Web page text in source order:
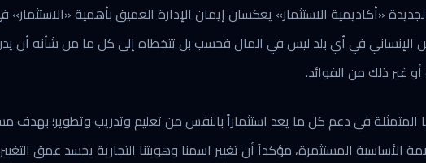
«أكاديمية الاستثمار» يعكسان إيمان الإدارة العميق بأهمية «الاستثمار»
الإنساني في أي بلد ليس في المال فحسب بل تتخطاه إلى كل ما من شأنه أن
غير ذلك من الفوائد.
في دعم كل ما يعد استثماراً بالنفس من تعليم وتدريب وتطوير؛ بهدف
المستثمرة، مؤكداً أن تغيير اسمنا وهويتنا التجارية يجسد عمق